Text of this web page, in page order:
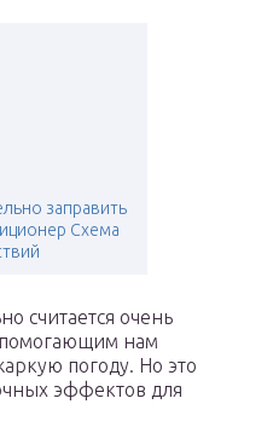
заправить
Схема
считается очень
нам
погоду. Но это
эффектов для